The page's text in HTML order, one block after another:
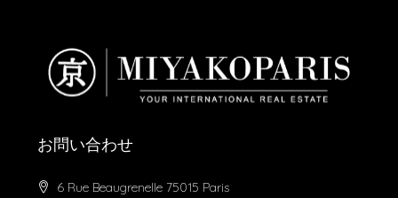
お問い合わせ
6 Rue Beaugrenelle 75015 Paris